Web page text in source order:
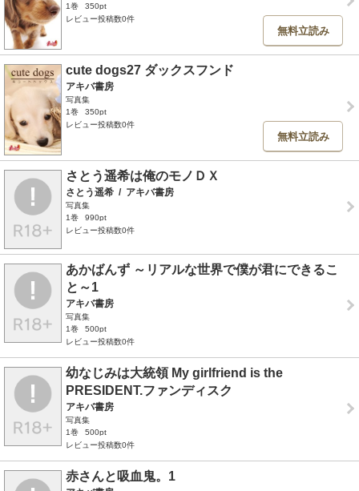
1巻
350pt
レビュー投稿数0件
無料立読み
cute dogs27 ダックスフンド
アキバ書房
写真集
1巻
350pt
レビュー投稿数0件
無料立読み
さとう遥希は俺のモノＤＸ
さとう遥希 / アキバ書房
写真集
1巻
990pt
レビュー投稿数0件
あかばんず ～リアルな世界で僕が君にできるこ
と～1
アキバ書房
写真集
1巻
500pt
レビュー投稿数0件
幼なじみは大統領 My girlfriend is the
PRESIDENT.ファンディスク
アキバ書房
写真集
1巻
500pt
レビュー投稿数0件
赤さんと吸血鬼。1